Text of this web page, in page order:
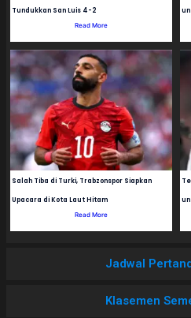
Tundukkan San Luis 4-2
Read More
Salah Tiba di Turki, Trabzonspor Siapkan
Upacara di Kota Laut Hitam
Read More
Jadwal
Klasemen